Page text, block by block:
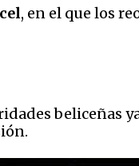
, en el que los
beliceñas